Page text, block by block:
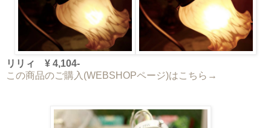
リリィ ¥ 4,104-
この商品のご購入(WEBSHOPページ)はこちら→